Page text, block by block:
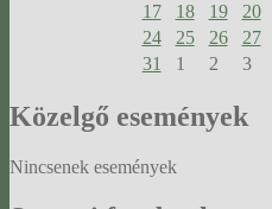
17
18 19 20
24
25 26 27
31
1 2 3
Közelgő események
Nincsenek események